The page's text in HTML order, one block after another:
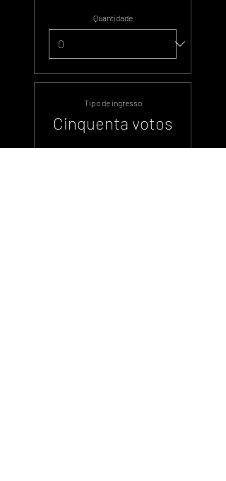
Quantidade
Tipo de ingresso
Cinquenta votos